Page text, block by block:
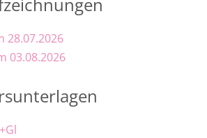
28.07.2026
03.08.2026